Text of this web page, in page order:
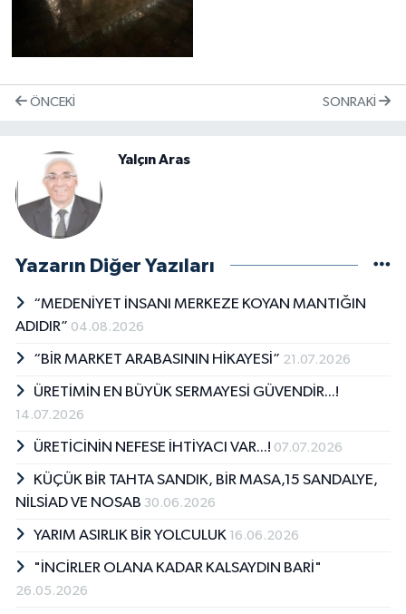
ÖNCEKI SONRAKI
Yalçın Aras
Yazarın Diğer Yazıları
“MEDENİYET İNSANI MERKEZE KOYAN MANTIĞIN
ADIDIR” 04.08.2026
“BİR MARKET ARABASININ HİKAYESİ” 21.07.2026
ÜRETİMİN EN BÜYÜK SERMAYESİ GÜVENDİR...!
14.07.2026
ÜRETİCİNİN NEFESE İHTİYACI VAR...! 07.07.2026
KÜÇÜK BİR TAHTA SANDIK, BİR MASA,15 SANDALYE,
NİLSİAD VE NOSAB 30.06.2026
YARIM ASIRLIK BİR YOLCULUK 16.06.2026
"İNCİRLER OLANA KADAR KALSAYDIN BARİ"
26.05.2026